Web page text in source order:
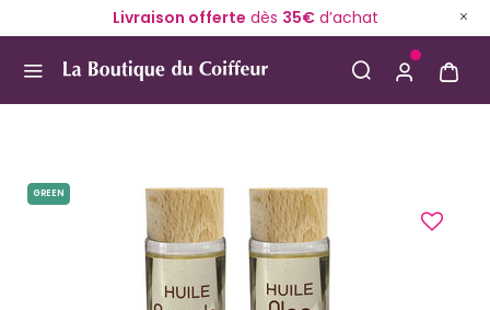
Livraison offerte dès 35€d’achat
GREEN